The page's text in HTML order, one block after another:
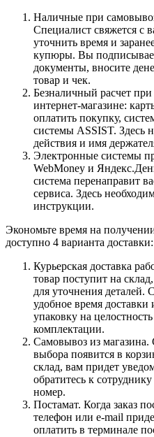
Наличные при
Специалист свяжется с
уточнить время и
купюры. Вы
документы, вносите
товар и чек.
Безналичный расчет
интернет-магазине:
оплатить покупку,
системы ASSIST. Здесь
действия и имя
Электронные системы
WebMoney и
система перенаправит
сервиса. Здесь
инструкции.
Экономьте время на
доступно 4 варианта доставки:
Курьерская доставка
товар поступит на
для уточнения деталей.
удобное время
упаковку на
комплектации.
Самовывоз из магазина.
выбора появится в
склад, вам придет
обратитесь к
номер.
Постамат. Когда заказ
телефон или e-mail
оплатить в терминале